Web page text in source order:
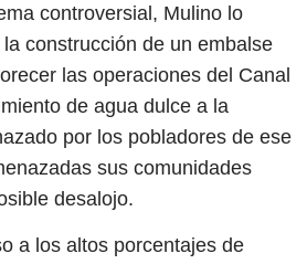
controversial, Mulino lo
construcción de un embalse
las operaciones del Canal
de agua dulce a la
por los pobladores de ese
sus comunidades
desalojo.
a los altos porcentajes de